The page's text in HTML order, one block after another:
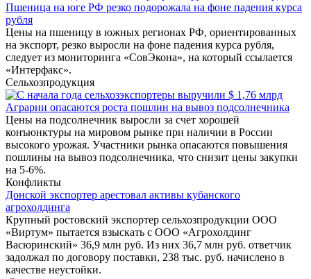
Пшеница на юге РФ резко подорожала на фоне падения курса
рубля
Цены на пшеницу в южных регионах РФ, ориентированных
на экспорт, резко выросли на фоне падения курса рубля,
следует из мониторинга «СовЭкона», на который ссылается
«Интерфакс».
Сельхозпродукция
Аграрии опасаются роста пошлин на вывоз подсолнечника
Цены на подсолнечник выросли за счет хорошей
конъюнктуры на мировом рынке при наличии в России
высокого урожая. Участники рынка опасаются повышения
пошлины на вывоз подсолнечника, что снизит цены закупки
на 5-6%.
Конфликты
Донской экспортер арестовал активы кубанского
агрохолдинга
Крупный ростовский экспортер сельхозпродукции ООО
«Виртум» пытается взыскать с ООО «Агрохолдинг
Васюринский» 36,9 млн руб. Из них 36,7 млн руб. ответчик
задолжал по договору поставки, 238 тыс. руб. начислено в
качестве неустойки.